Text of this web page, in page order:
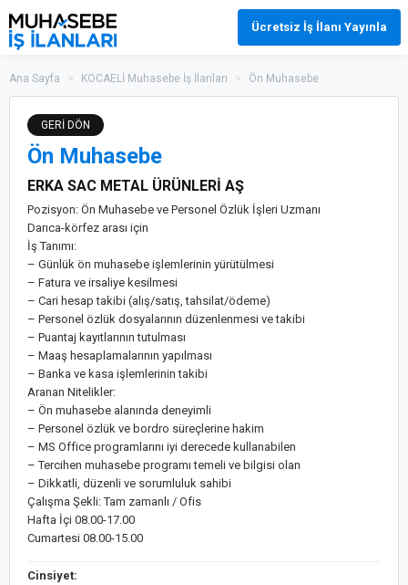
Ücretsiz İş İlanı Yayınla
Ana Sayfa > KOCAELİ Muhasebe İş İlanları > Ön Muhasebe
GERİ DÖN
Ön Muhasebe
ERKA SAC METAL ÜRÜNLERİ AŞ
Pozisyon: Ön Muhasebe ve Personel Özlük İşleri Uzmanı
Darıca-körfez arası için
İş Tanımı:
– Günlük ön muhasebe işlemlerinin yürütülmesi
– Fatura ve irsaliye kesilmesi
– Cari hesap takibi (alış/satış, tahsilat/ödeme)
– Personel özlük dosyalarının düzenlenmesi ve takibi
– Puantaj kayıtlarının tutulması
– Maaş hesaplamalarının yapılması
– Banka ve kasa işlemlerinin takibi
Aranan Nitelikler:
– Ön muhasebe alanında deneyimli
– Personel özlük ve bordro süreçlerine hakim
– MS Office programlarını iyi derecede kullanabilen
– Tercihen muhasebe programı temeli ve bilgisi olan
– Dikkatli, düzenli ve sorumluluk sahibi
Çalışma Şekli: Tam zamanlı / Ofis
Hafta İçi 08.00-17.00
Cumartesi 08.00-15.00
Cinsiyet: